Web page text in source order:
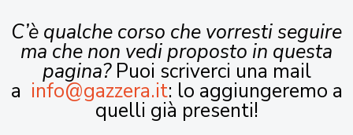
C’è qualche corso che vorresti seguire
ma che non vedi proposto in questa
pagina?Puoi scriverci una mail
a info@gazzera.it: lo aggiungeremo a
quelli già presenti!